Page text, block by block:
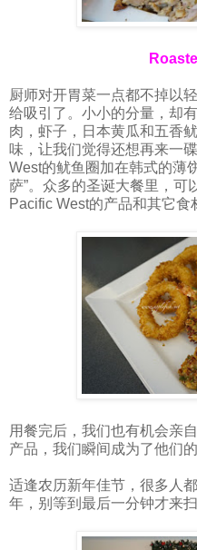
厨师对开胃菜一点都不掉以
给吸引了。小小的分量，却
肉，虾子，日本黄瓜和五香
味，让我们觉得还想再来一
West的鱿鱼圈加在韩式的薄
萨”。众多的圣诞大餐里，可
Pacific West的产品和其它食
用餐完后，我们也有机会亲
产品，我们瞬间成为了他们的
适逢农历新年佳节，很多人
年，别等到最后一分钟才来扫